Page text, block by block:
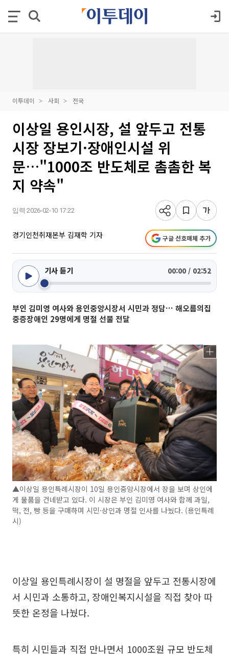
이투데이 사회 전국
이상일 용인시장, 설 앞두고 전통
시장 장보기·장애인시설 위
문…"1000조 반도체로 촘촘한 복
지 약속"
입력 2026-02-10 17:22
경기인천취재본부 김재학 기자 구글 선호매체 추가
기사 듣기 00:00 / 02:52
부인 김미영 여사와 용인중앙시장서 시민과 정담… 해오름의집
중증장애인 29명에게 명절 선물 전달
▲이상일 용인특례시장이 10일 용인중앙시장에서 장을 보며 상인에
게 물품을 건네받고 있다. 이 시장은 부인 김미영 여사와 함께 과일,
떡, 전, 빵 등을 구매하며 시민·상인과 명절 인사를 나눴다. (용인특례
시)
이상일 용인특례시장이 설 명절을 앞두고 전통시장에
서 시민과 소통하고, 장애인복지시설을 직접 찾아 따
뜻한 온정을 나눴다.
특히 시민들과 직접 만나면서 1000조원 규모 반도체